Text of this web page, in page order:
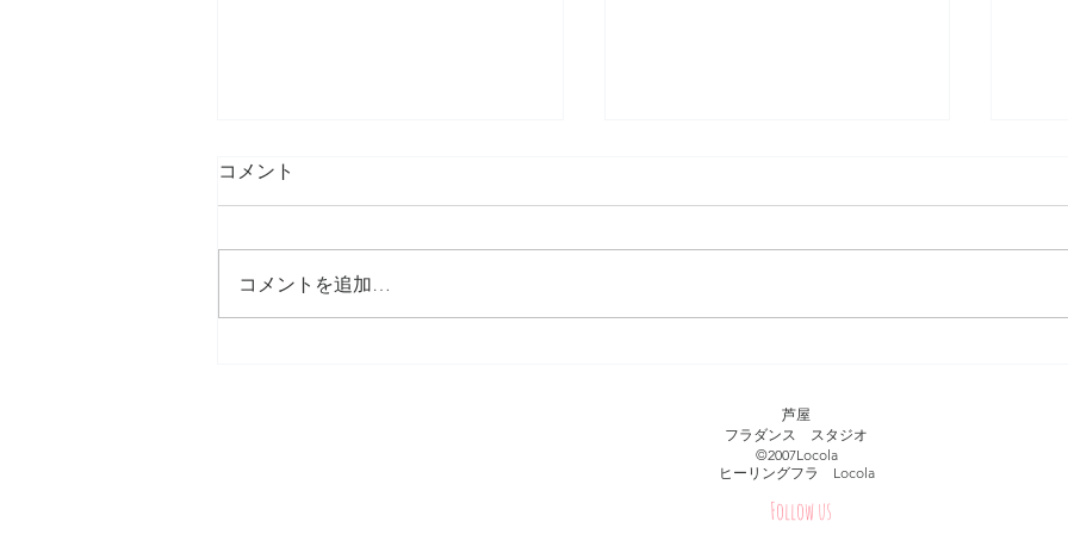
コメント
コメントを追加…
芦屋
フラダンス スタジオ
​©︎2007Locola
​ヒーリングフラ Locola
Follow us